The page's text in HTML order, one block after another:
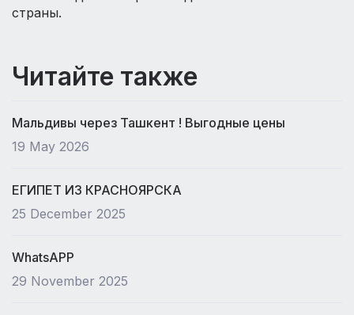
страны.
Читайте также
Мальдивы через Ташкент ! Выгодные цены
19 May 2026
ЕГИПЕТ ИЗ КРАСНОЯРСКА
25 December 2025
WhatsAPP
29 November 2025